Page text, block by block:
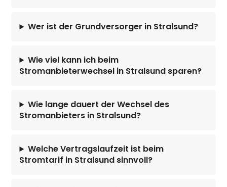
Wer ist der Grundversorger in Stralsund?
Wie viel kann ich beim
Stromanbieterwechsel in Stralsund sparen?
Wie lange dauert der Wechsel des
Stromanbieters in Stralsund?
Welche Vertragslaufzeit ist beim
Stromtarif in Stralsund sinnvoll?